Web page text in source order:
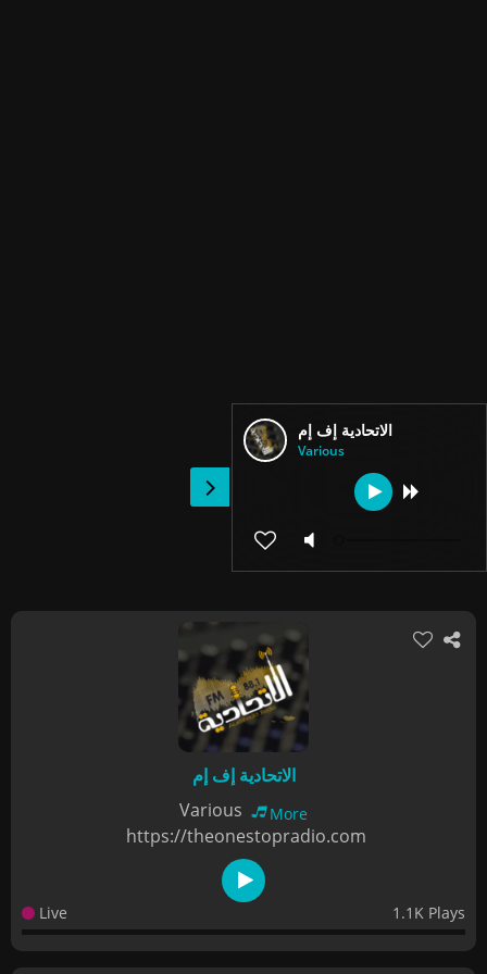
الاتحادية إف إم
Various
الاتحادية إف إم
Various
More
https://theonestopradio.com
Live 1.1K Plays